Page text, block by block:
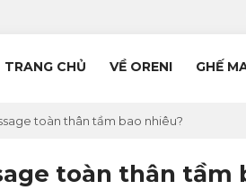
TRANG CHỦ VỀ ORENI GHẾ
toàn thân tầm bao nhiêu?
toàn thân tầm